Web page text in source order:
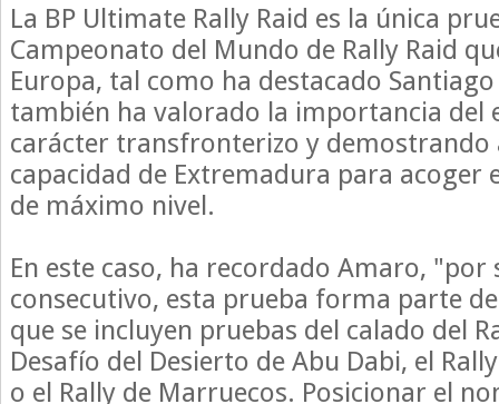
La BP Ultimate Rally Raid es la única
Campeonato del Mundo de Rally Raid
Europa, tal como ha destacado
también ha valorado la importancia del
carácter transfronterizo y demostrando
capacidad de Extremadura para acoger
de máximo nivel.
En este caso, ha recordado Amaro, "por
consecutivo, esta prueba forma parte
que se incluyen pruebas del calado del
Desafío del Desierto de Abu Dabi, el
o el Rally de Marruecos. Posicionar el